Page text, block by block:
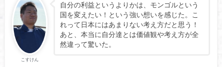
こすけん
自分の利益というよりかは、モンゴルという
国を変えたい！という強い想いを感じた。こ
れって日本にはあまりない考え方だと思う！
あと、本当に自分達とは価値観や考え方が全
然違って驚いた。